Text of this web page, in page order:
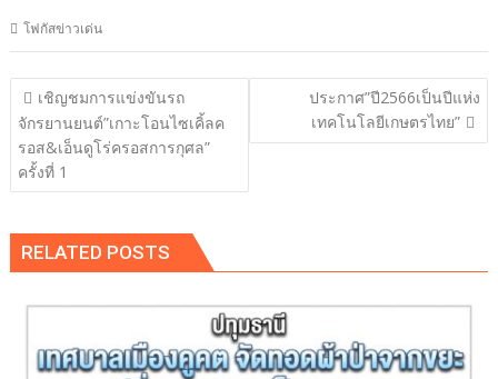
โฟกัสข่าวเด่น
แนะแนว
เรื่อง
เชิญชมการแข่งขันรถ
จักรยานยนต์”เกาะโอนไซเคิ้ลค
รอส&เอ็นดูโร่ครอสการกุศล”
ครั้งที่ 1
ประกาศ”ปี2566เป็นปีแห่ง
เทคโนโลยีเกษตรไทย”
RELATED POSTS